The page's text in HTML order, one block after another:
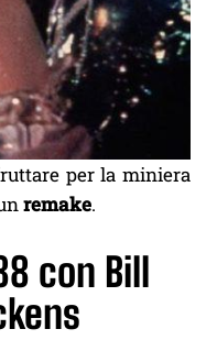
per la miniera
remake.
con Bill